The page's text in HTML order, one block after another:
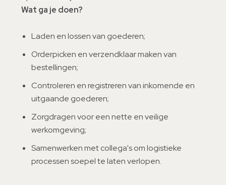
Wat ga je doen?
Laden en lossen van goederen;
Orderpicken en verzendklaar maken van
bestellingen;
Controleren en registreren van inkomende en
uitgaande goederen;
Zorgdragen voor een nette en veilige
werkomgeving;
Samenwerken met collega's om logistieke
processen soepel te laten verlopen.